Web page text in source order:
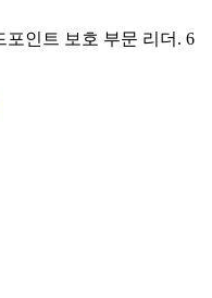
인트 보호 부문 리더. 6